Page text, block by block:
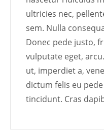
ultricies nec,
sem. Nulla
Donec pede justo,
vulputate eget,
ut, imperdiet a,
dictum felis eu
tincidunt. Cras